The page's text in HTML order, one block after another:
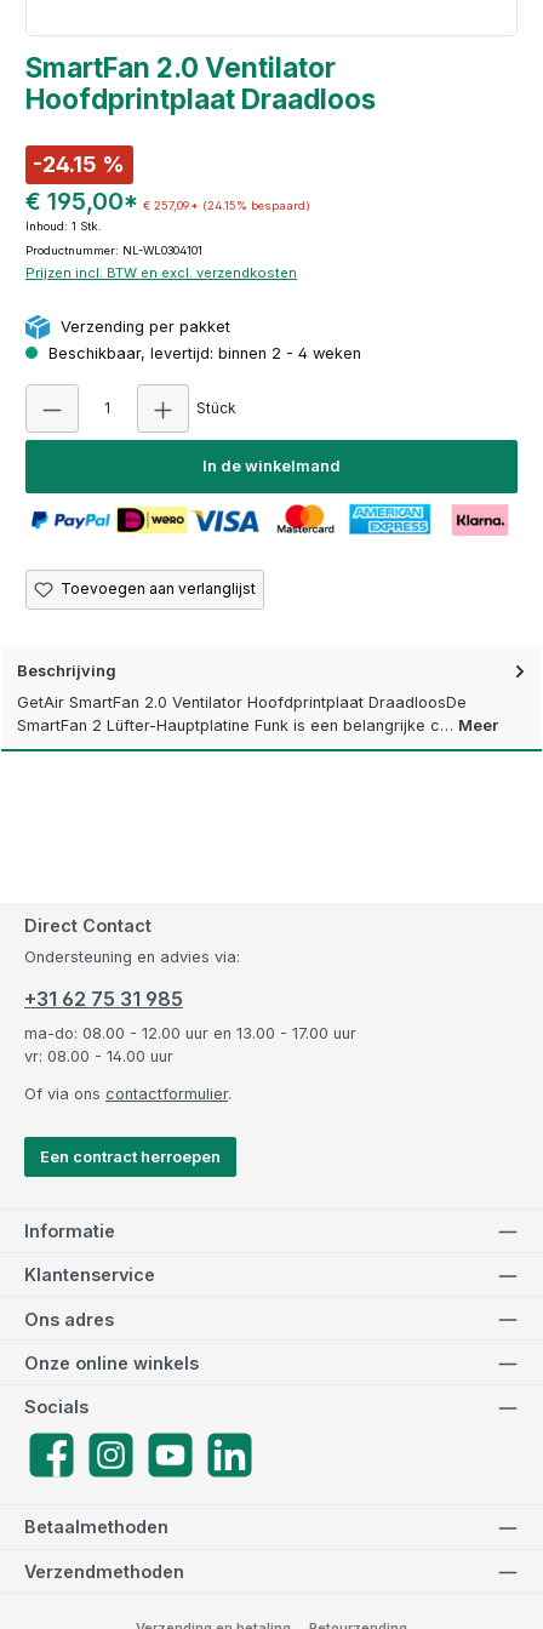
SmartFan 2.0 Ventilator
Hoofdprintplaat Draadloos
-24.15 %
€ 195,00* € 257,09* (24.15% bespaard)
Inhoud: 1 Stk.
Productnummer: NL-WL0304101
Prijzen incl. BTW en excl. verzendkosten
Verzending per pakket
Beschikbaar, levertijd: binnen 2 - 4 weken
Stück
In de winkelmand
Toevoegen aan verlanglijst
Beschrijving
GetAir SmartFan 2.0 Ventilator Hoofdprintplaat DraadloosDe
SmartFan 2 Lüfter-Hauptplatine Funk is een belangrijke c… Meer
Direct Contact
Ondersteuning en advies via:
+31 62 75 31 985
ma-do: 08.00 - 12.00 uur en 13.00 - 17.00 uur
vr: 08.00 - 14.00 uur
Of via ons contactformulier.
Een contract herroepen
Informatie
Klantenservice
Betaalmethoden
Verzendmethoden
Ons adres
Socials
FacebookInstagramYouTube
Onze online winkels